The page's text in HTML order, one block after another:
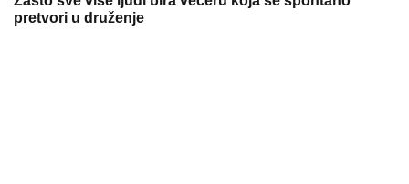
pretvori u druženje